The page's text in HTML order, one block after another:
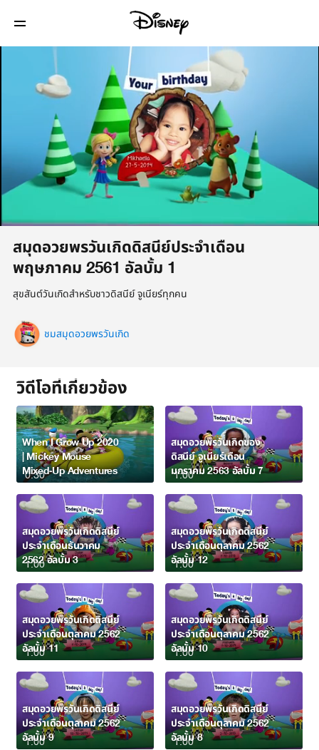
สมุดอวยพรวันเกิดดิสนีย์ประจำเดือน
พฤษภาคม 2561 อัลบั้ม 1
สุขสันต์วันเกิดสำหรับชาวดิสนีย์ จูเนียร์ทุกคน
ชมสมุดอวยพรวันเกิด
วิดีโอที่เกี่ยวข้อง
0:30
When I Grow Up 2020
| Mickey Mouse
Mixed-Up Adventures
1:00
สมุดอวยพรวันเกิดของ
ดิสนีย์ จูเนียร์เดือน
มกราคม 2563 อัลบั้ม 7
1:00
สมุดอวยพรวันเกิดดิสนีย์
ประจำเดือนธันวาคม
2562 อัลบั้ม 3
1:00
สมุดอวยพรวันเกิดดิสนีย์
ประจำเดือนตุลาคม 2562
อัลบั้ม 12
1:00
สมุดอวยพรวันเกิดดิสนีย์
ประจำเดือนตุลาคม 2562
อัลบั้ม 11
1:00
สมุดอวยพรวันเกิดดิสนีย์
ประจำเดือนตุลาคม 2562
อัลบั้ม 10
1:00
สมุดอวยพรวันเกิดดิสนีย์
ประจำเดือนตุลาคม 2562
อัลบั้ม 9
1:00
สมุดอวยพรวันเกิดดิสนีย์
ประจำเดือนตุลาคม 2562
อัลบั้ม 8